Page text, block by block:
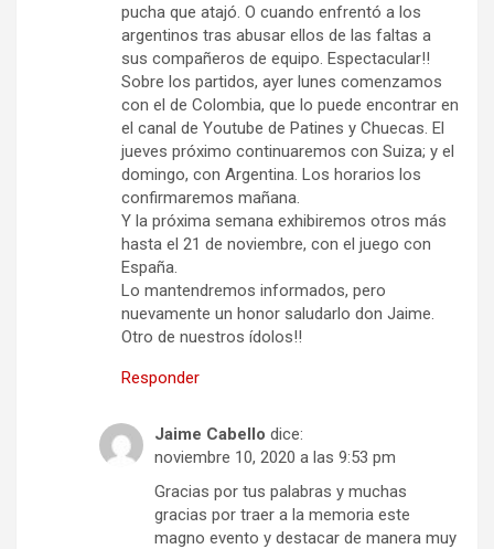
pucha que atajó. O cuando enfrentó a los
argentinos tras abusar ellos de las faltas a
sus compañeros de equipo. Espectacular!!
Sobre los partidos, ayer lunes comenzamos
con el de Colombia, que lo puede encontrar en
el canal de Youtube de Patines y Chuecas. El
jueves próximo continuaremos con Suiza; y el
domingo, con Argentina. Los horarios los
confirmaremos mañana.
Y la próxima semana exhibiremos otros más
hasta el 21 de noviembre, con el juego con
España.
Lo mantendremos informados, pero
nuevamente un honor saludarlo don Jaime.
Otro de nuestros ídolos!!
Responder
Jaime Cabello dice:
noviembre 10, 2020 a las 9:53 pm
Gracias por tus palabras y muchas
gracias por traer a la memoria este
magno evento y destacar de manera muy